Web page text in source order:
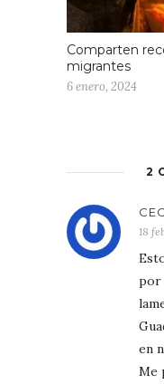
Comparten
migrantes
6 enero, 2024
2
18
por
en
Me